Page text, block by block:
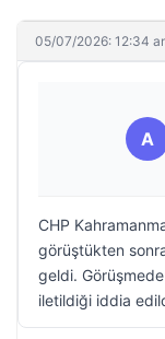
05/07/2026: 12:34
A
CHP
görüştükten
geldi. Görüşmede
iletildiği iddia